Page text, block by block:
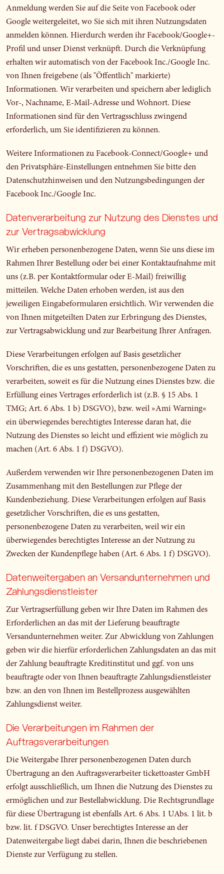
Anmeldung werden Sie auf die Seite von Facebook oder
Google weitergeleitet, wo Sie sich mit ihren Nutzungsdaten
anmelden können. Hierdurch werden ihr Facebook/Google+-
Profil und unser Dienst verknüpft. Durch die Verknüpfung
erhalten wir automatisch von der Facebook Inc./Google Inc.
von Ihnen freigebene (als "Öffentlich" markierte)
Informationen. Wir verarbeiten und speichern aber lediglich
Vor-, Nachname, E-Mail-Adresse und Wohnort. Diese
Informationen sind für den Vertragsschluss zwingend
erforderlich, um Sie identifizieren zu können.
Weitere Informationen zu Facebook-Connect/Google+ und
den Privatsphäre-Einstellungen entnehmen Sie bitte den
Datenschutzhinweisen und den Nutzungsbedingungen der
Facebook Inc./Google Inc.
Datenverarbeitung zur Nutzung des Dienstes und
zur Vertragsabwicklung
Wir erheben personenbezogene Daten, wenn Sie uns diese im
Rahmen Ihrer Bestellung oder bei einer Kontaktaufnahme mit
uns (z.B. per Kontaktformular oder E-Mail) freiwillig
mitteilen. Welche Daten erhoben werden, ist aus den
jeweiligen Eingabeformularen ersichtlich. Wir verwenden die
von Ihnen mitgeteilten Daten zur Erbringung des Dienstes,
zur Vertragsabwicklung und zur Bearbeitung Ihrer Anfragen.
Diese Verarbeitungen erfolgen auf Basis gesetzlicher
Vorschriften, die es uns gestatten, personenbezogene Daten zu
verarbeiten, soweit es für die Nutzung eines Dienstes bzw. die
Erfüllung eines Vertrages erforderlich ist (z.B. § 15 Abs. 1
TMG; Art. 6 Abs. 1 b) DSGVO), bzw. weil »Ami Warning«
ein überwiegendes berechtigtes Interesse daran hat, die
Nutzung des Dienstes so leicht und effizient wie möglich zu
machen (Art. 6 Abs. 1 f) DSGVO).
Außerdem verwenden wir Ihre personenbezogenen Daten im
Zusammenhang mit den Bestellungen zur Pflege der
Kundenbeziehung. Diese Verarbeitungen erfolgen auf Basis
gesetzlicher Vorschriften, die es uns gestatten,
personenbezogene Daten zu verarbeiten, weil wir ein
überwiegendes berechtigtes Interesse an der Nutzung zu
Zwecken der Kundenpflege haben (Art. 6 Abs. 1 f) DSGVO).
Datenweitergaben an Versandunternehmen und
Zahlungsdienstleister
Zur Vertragserfüllung geben wir Ihre Daten im Rahmen des
Erforderlichen an das mit der Lieferung beauftragte
Versandunternehmen weiter. Zur Abwicklung von Zahlungen
geben wir die hierfür erforderlichen Zahlungsdaten an das mit
der Zahlung beauftragte Kreditinstitut und ggf. von uns
beauftragte oder von Ihnen beauftragte Zahlungsdienstleister
bzw. an den von Ihnen im Bestellprozess ausgewählten
Zahlungsdienst weiter.
Die Verarbeitungen im Rahmen der
Auftragsverarbeitungen
Die Weitergabe Ihrer personenbezogenen Daten durch
Übertragung an den Auftragsverarbeiter tickettoaster GmbH
erfolgt ausschließlich, um Ihnen die Nutzung des Dienstes zu
ermöglichen und zur Bestellabwicklung. Die Rechtsgrundlage
für diese Übertragung ist ebenfalls Art. 6 Abs. 1 UAbs. 1 lit. b
bzw. lit. f DSGVO. Unser berechtigtes Interesse an der
Datenweitergabe liegt dabei darin, Ihnen die beschriebenen
Dienste zur Verfügung zu stellen.